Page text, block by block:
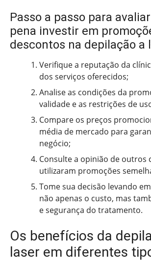
Passo a passo para
pena investir em
descontos na depilação a
Verifique a reputação da
dos serviços oferecidos;
Analise as condições da
validade e as restrições de
Compare os preços
média de mercado para
negócio;
Consulte a opinião de outros
utilizaram promoções
Tome sua decisão levando
não apenas o custo, mas
e segurança do tratamento.
Os benefícios da
laser em diferentes